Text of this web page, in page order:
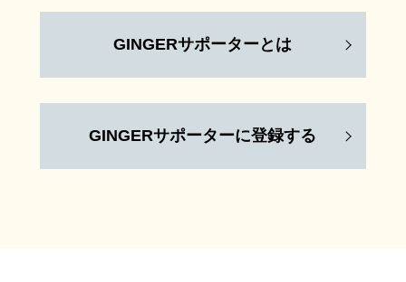
GINGERサポーターとは
GINGERサポーターに登録する